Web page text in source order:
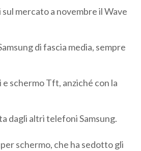
mercato a novembre il Wave
di fascia media, sempre
schermo Tft, anziché con la
dagli altri telefoni Samsung.
schermo, che ha sedotto gli